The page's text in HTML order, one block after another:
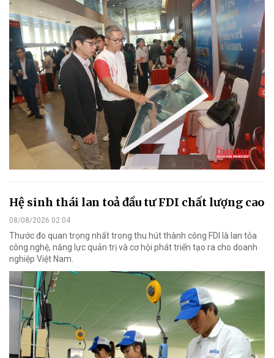
Hệ sinh thái lan toả đầu tư FDI chất lượng cao
08/08/2026 02:04
Thước đo quan trọng nhất trong thu hút thành công FDI là lan tỏa
công nghệ, năng lực quản trị và cơ hội phát triển tạo ra cho doanh
nghiệp Việt Nam.